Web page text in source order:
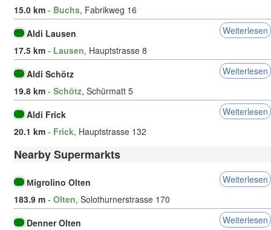
15.0 km - Buchs, Fabrikweg 16
Aldi Lausen
Weiterlesen
17.5 km - Lausen, Hauptstrasse 8
Aldi Schötz
Weiterlesen
19.8 km - Schötz, Schürmatt 5
Aldi Frick
Weiterlesen
20.1 km - Frick, Hauptstrasse 132
Nearby Supermarkts
Мigrolino Olten
Weiterlesen
183.9 m - Olten, Solothurnerstrasse 170
Denner Olten
Weiterlesen